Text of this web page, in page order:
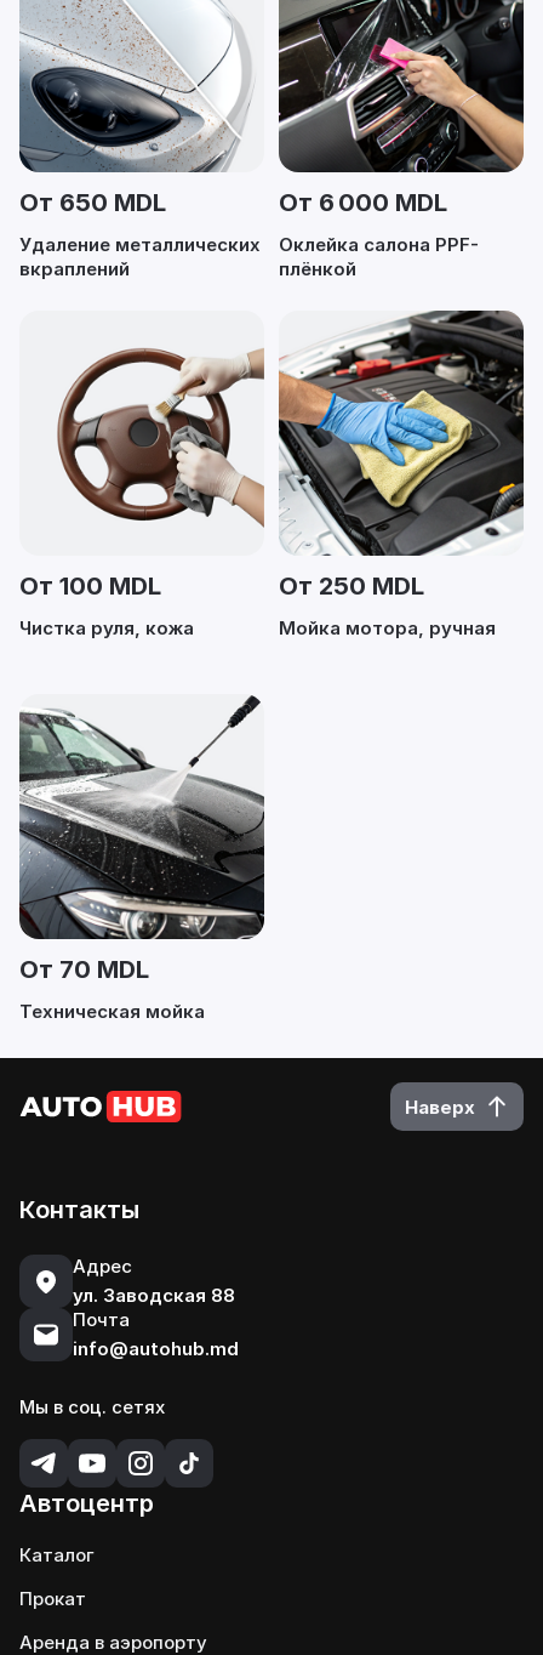
От 650 MDL
Удаление металлических
вкраплений
От 6 000 MDL
Оклейка салона PPF-
плёнкой
От 100 MDL
Чистка руля, кожа
От 250 MDL
Мойка мотора, ручная
От 70 MDL
Техническая мойка
Наверх
Контакты
Адрес
ул. Заводская 88
Почта
info@autohub.md
Мы в соц. сетях
Автоцентр
Каталог
Прокат
Аренда в аэропорту